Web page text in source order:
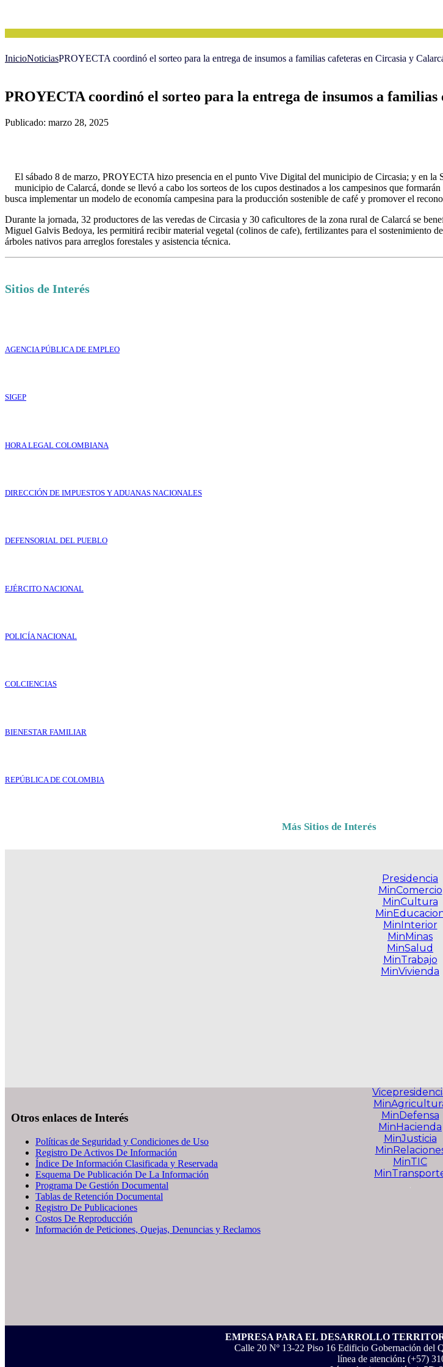
InicioNoticiasPROYECTA coordinó el sorteo para la entrega de insumos a familias cafeteras en Circasia y
PROYECTA coordinó el sorteo para la entrega de insumos a
Publicado: marzo 28, 2025
El sábado 8 de marzo, PROYECTA hizo presencia en el punto Vive Digital del municipio de Circasia; y en
municipio de Calarcá, donde se llevó a cabo los sorteos de los cupos destinados a los campesinos que
busca implementar un modelo de economía campesina para la producción sostenible de café y promover el
Durante la jornada, 32 productores de las veredas de Circasia y 30 caficultores de la zona rural de Calarcá se
Miguel Galvis Bedoya, les permitirá recibir material vegetal (colinos de cafe), fertilizantes para el sostenimiento
árboles nativos para arreglos forestales y asistencia técnica.
Sitios de Interés
AGENCIA PÚBLICA DE EMPLEO
SIGEP
HORA LEGAL COLOMBIANA
DIRECCIÓN DE IMPUESTOS Y ADUANAS NACIONALES
DEFENSORIAL DEL PUEBLO
EJÉRCITO NACIONAL
POLICÍA NACIONAL
COLCIENCIAS
BIENESTAR FAMILIAR
REPÚBLICA DE COLOMBIA
Más Sitios de Interés
Presidencia
MinComercio
MinCultura
MinInterior
MinMinas
MinSalud
MinTrabajo
MinVivienda
MinDefensa
MinHacienda
MinJusticia
MinTIC
.
Otros enlaces de Interés
Políticas de Seguridad y Condiciones de Uso
Registro De Activos De Información
Índice De Información Clasificada y Reservada
Esquema De Publicación De La Información
Programa De Gestión Documental
Tablas de Retención Documental
Registro De Publicaciones
Costos De Reproducción
Información de Peticiones, Quejas, Denuncias y Reclamos
EMPRESA PARA EL DESARROLLO
Calle 20 Nº 13-22 Piso 16 Edificio Gobernación del
línea de atención: (+57)